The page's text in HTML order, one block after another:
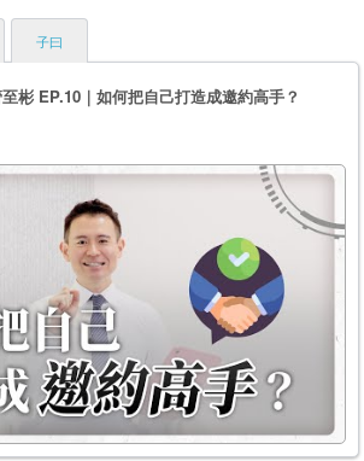
至彬 EP.10｜如何把自己打造成邀約高手？
子曰